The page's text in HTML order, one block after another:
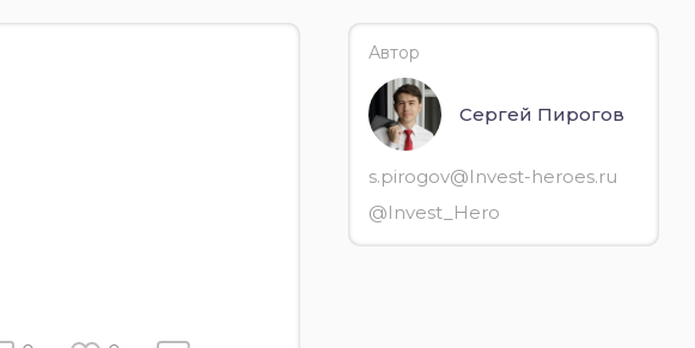
Автор
Сергей Пирогов
s.pirogov@Invest-heroes.ru
@Invest_Hero